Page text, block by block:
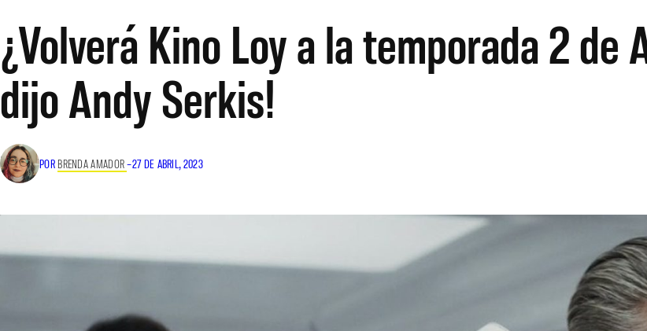
¿Volverá Kino Loy a la temporada 2 de
dijo Andy Serkis!
POR BRENDA AMADOR–27 DE ABRIL, 2023